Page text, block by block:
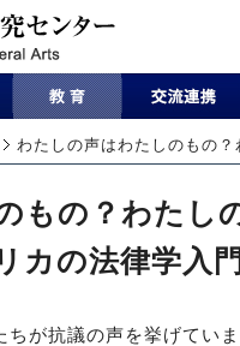
わたしの声はわたしのもの
もの？わたし
カの法律学入
が抗議の声を挙げていま